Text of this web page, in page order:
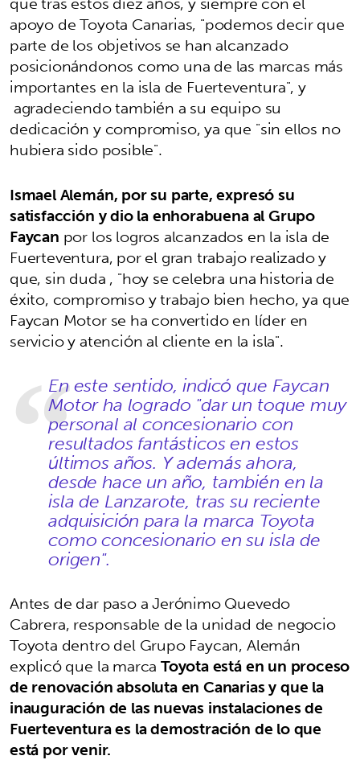
apoyo de Toyota Canarias, "podemos decir que
parte de los objetivos se han alcanzado
posicionándonos como una de las marcas más
importantes en la isla de Fuerteventura", y
agradeciendo también a su equipo su
dedicación y compromiso, ya que "sin ellos no
hubiera sido posible".
Ismael Alemán, por su parte, expresó su
satisfacción y dio la enhorabuena al Grupo
Faycan por los logros alcanzados en la isla de
Fuerteventura, por el gran trabajo realizado y
que, sin duda , "hoy se celebra una historia de
éxito, compromiso y trabajo bien hecho, ya que
Faycan Motor se ha convertido en líder en
servicio y atención al cliente en la isla".
En este sentido, indicó que Faycan
Motor ha logrado "dar un toque muy
personal al concesionario con
resultados fantásticos en estos
últimos años. Y además ahora,
desde hace un año, también en la
isla de Lanzarote, tras su reciente
adquisición para la marca Toyota
como concesionario en su isla de
origen".
Antes de dar paso a Jerónimo Quevedo
Cabrera, responsable de la unidad de negocio
Toyota dentro del Grupo Faycan, Alemán
explicó que la marcaToyota está en un proceso
de renovación absoluta en Canarias y que la
inauguración de las nuevas instalaciones de
Fuerteventura es la demostración de lo que
está por venir.